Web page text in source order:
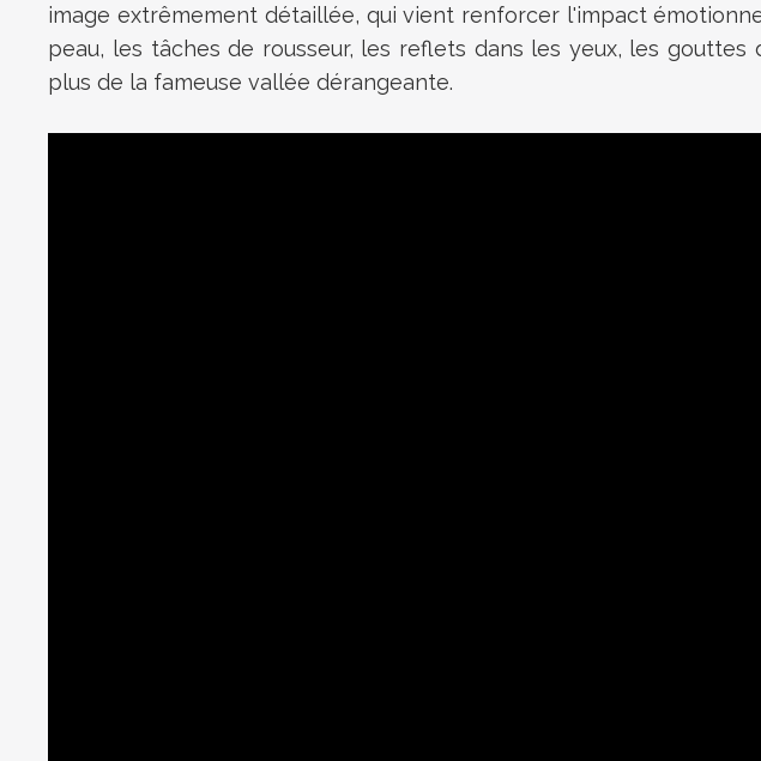
image extrêmement détaillée, qui vient renforcer l'impact
peau, les tâches de rousseur, les reflets dans les yeux, les
plus de la fameuse vallée dérangeante.